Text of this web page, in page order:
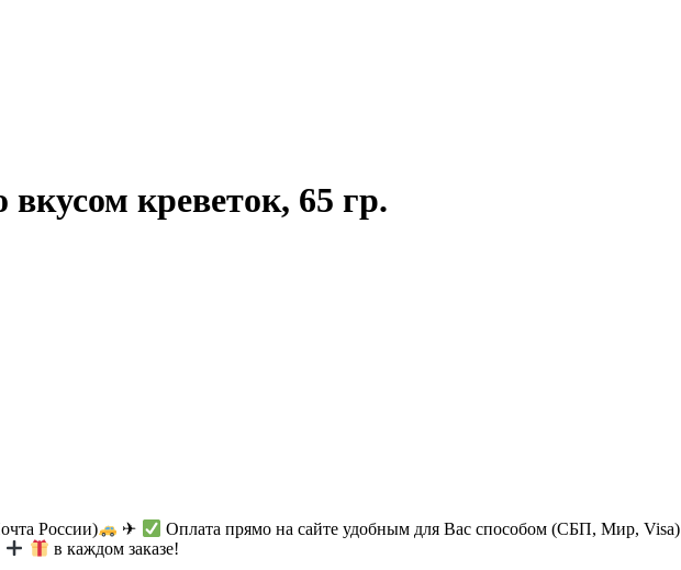
креветок, 65 гр.
России) ✈ Оплата прямо на сайте удобным для Вас способом (СБП, Мир, Visa)
в каждом заказе!